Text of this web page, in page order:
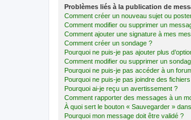
Problèmes liés à la publication de
Comment créer un nouveau sujet ou
Comment modifier ou supprimer un
Comment ajouter une signature à mes
Comment créer un sondage ?
Pourquoi ne puis-je pas ajouter plus
Comment modifier ou supprimer un
Pourquoi ne puis-je pas accéder à un
Pourquoi ne puis-je pas joindre des
Pourquoi ai-je reçu un avertissement ?
Comment rapporter des messages à un
À quoi sert le bouton « Sauvegarder »
Pourquoi mon message doit être validé ?